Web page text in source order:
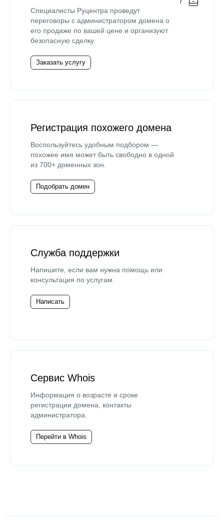
Специалисты Руцентра проведут
переговоры с администратором домена о
его продаже по вашей цене и организуют
безопасную сделку.
Заказать услугу
Регистрация похожего домена
Воспользуйтесь удобным подбором —
похожее имя может быть свободно в одной
из 700+ доменных зон.
Подобрать домен
Служба поддержки
Напишите, если вам нужна помощь или
консультация по услугам.
Написать
Сервис Whois
Информация о возрасте и сроке
регистрации домена, контакты
администратора.
Перейти в Whois